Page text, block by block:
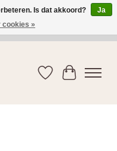
/ GRATIS verzending > 75 euro (2
Verlanglijst
Is dat akkoord?
Ja
cookies »